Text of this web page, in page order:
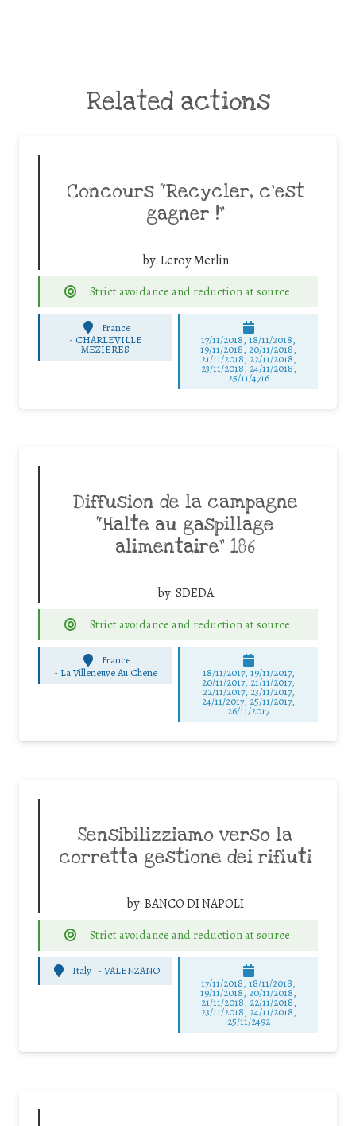
Related actions
Concours “Recycler, c’est
gagner !”
by:Leroy Merlin
Strict avoidance and reduction at source
France
- CHARLEVILLE
MEZIERES
17/11/2018, 18/11/2018,
19/11/2018, 20/11/2018,
21/11/2018, 22/11/2018,
23/11/2018, 24/11/2018,
25/11/4716
Diffusion de la campagne
“Halte au gaspillage
alimentaire” 186
by:SDEDA
Strict avoidance and reduction at source
France
- La Villeneuve Au Chene 18/11/2017, 19/11/2017,
20/11/2017, 21/11/2017,
22/11/2017, 23/11/2017,
24/11/2017, 25/11/2017,
26/11/2017
Sensibilizziamo verso la
corretta gestione dei rifiuti
by:BANCO DI NAPOLI
Strict avoidance and reduction at source
Italy -VALENZANO
17/11/2018, 18/11/2018,
19/11/2018, 20/11/2018,
21/11/2018, 22/11/2018,
23/11/2018, 24/11/2018,
25/11/2492